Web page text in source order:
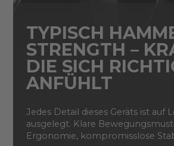
TYPISCH
STRENGTH –
DIE SICH
ANFÜHLT
Jedes Detail dieses Geräts ist auf
ausgelegt. Klare
Ergonomie, kompromisslose